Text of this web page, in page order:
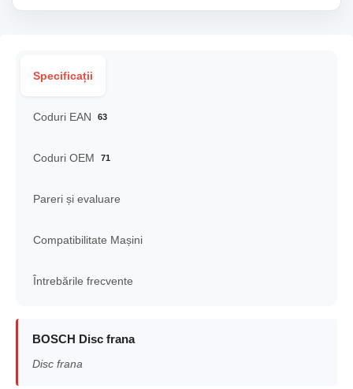
Specificații
Coduri EAN 63
Coduri OEM 71
Pareri și evaluare
Compatibilitate Mașini
Întrebările frecvente
BOSCH Disc frana
Disc frana